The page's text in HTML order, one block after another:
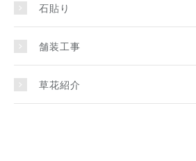
石貼り
舗装工事
草花紹介